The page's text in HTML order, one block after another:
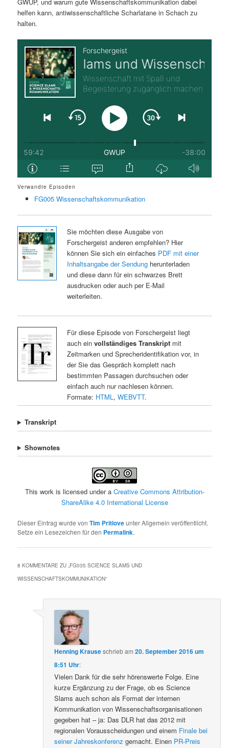
e
n
helfen kann, antiwissenschaftliche Scharlatane in Schach zu
halten.
Verwandte Episoden
FG005 Wissenschaftskommunikation
Sie möchten diese Ausgabe von
Forschergeist anderen empfehlen? Hier
können Sie sich ein einfaches PDF mit einer
Inhaltsangabe der Sendungherunterladen
und diese dann für ein schwarzes Brett
ausdrucken oder auch per E-Mail
weiterleiten.
Für diese Episode von Forschergeist liegt
auch ein vollständiges Transkriptmit
Zeitmarken und Sprecheridentifikation vor, in
der Sie das Gespräch komplett nach
bestimmten Passagen durchsuchen oder
einfach auch nur nachlesen können.
Formate: HTML , WEBVTT.
Transkript
Shownotes
This work is licensed under a Creative Commons Attribution-
ShareAlike 4.0 International License
Dieser Eintrag wurde vonTim Pritloveunter Allgemein veröffentlicht.
Setze ein Lesezeichen für den Permalink.
8 KOMMENTARE ZU „FG035 SCIENCE SLAMS UND
WISSENSCHAFTSKOMMUNIKATION“
Henning Krauseschriebam20. September 2016 um
8:51 Uhr:
Vielen Dank für die sehr hörenswerte Folge. Eine
kurze Ergänzung zu der Frage, ob es Science
Slams auch schon als Format der internen
Kommunikation von Wissenschaftsorganisationen
gegeben hat – ja: Das DLR hat das 2012 mit
regionalen Vorausscheidungen und einem Finale bei
seiner Jahreskonferenz gemacht. Einen PR-Preis